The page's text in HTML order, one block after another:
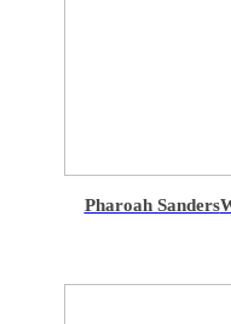
Pharoah Sanders